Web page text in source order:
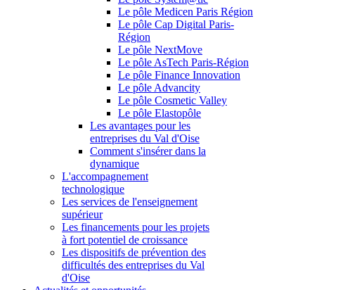
Le pôle Medicen Paris Région
Le pôle Cap Digital Paris-
Région
Le pôle NextMove
Le pôle AsTech Paris-Région
Le pôle Finance Innovation
Le pôle Advancity
Le pôle Cosmetic Valley
Le pôle Elastopôle
Les avantages pour les
entreprises du Val d'Oise
Comment s'insérer dans la
dynamique
L'accompagnement
technologique
Les services de l'enseignement
supérieur
Les financements pour les projets
à fort potentiel de croissance
Les dispositifs de prévention des
difficultés des entreprises du Val
d'Oise